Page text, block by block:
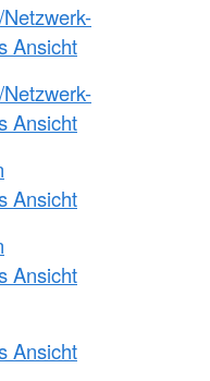
Ansicht
Ansicht
Ansicht
Ansicht
Ansicht